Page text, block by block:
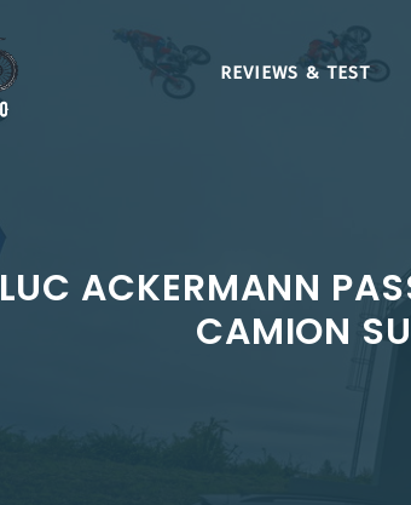
REVIEWS & TEST
LUC ACKERMANN
CAMION